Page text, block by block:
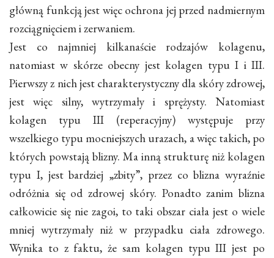
główną funkcją jest więc ochrona jej przed nadmiernym
rozciągnięciem i zerwaniem.
Jest co najmniej kilkanaście rodzajów kolagenu,
natomiast w skórze obecny jest kolagen typu I i III.
Pierwszy z nich jest charakterystyczny dla skóry zdrowej,
jest więc silny, wytrzymały i sprężysty. Natomiast
kolagen typu III (reperacyjny) występuje przy
wszelkiego typu mocniejszych urazach, a więc takich, po
których powstają blizny. Ma inną strukturę niż kolagen
typu I, jest bardziej „zbity”, przez co blizna wyraźnie
odróżnia się od zdrowej skóry. Ponadto zanim blizna
całkowicie się nie zagoi, to taki obszar ciała jest o wiele
mniej wytrzymały niż w przypadku ciała zdrowego.
Wynika to z faktu, że sam kolagen typu III jest po